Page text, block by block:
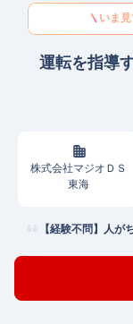
いま
運転を指導
株式会社マジオＤＳ
東海
【経験不問】人が